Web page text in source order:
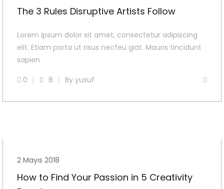
The 3 Rules Disruptive Artists Follow
Lorem ipsum dolor sit amet, consectetur adipiscing
elit. Etiam porta ut risus necfeu giat. Mauris tincidunt
sapien
0
8 By yusuf
2 Mayıs 2018
How to Find Your Passion in 5 Creativity